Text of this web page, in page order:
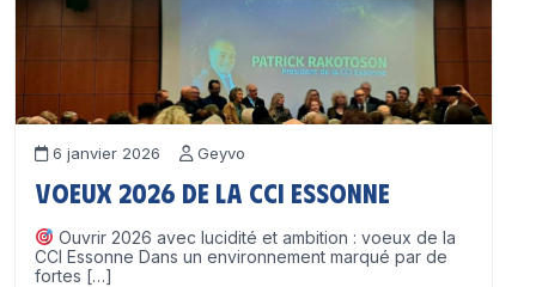
6 janvier 2026 Geyvo
Voeux 2026 de la CCI Essonne
Ouvrir 2026 avec lucidité et ambition : voeux de la
CCI Essonne Dans un environnement marqué par de
fortes […]